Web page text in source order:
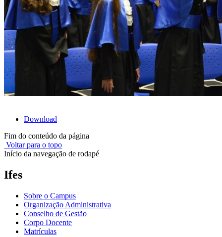
Download
Fim do conteúdo da página
Voltar para o topo
Início da navegação de rodapé
Ifes
Sobre o Campus
Organização Administrativa
Conselho de Gestão
Corpo Docente
Matrículas